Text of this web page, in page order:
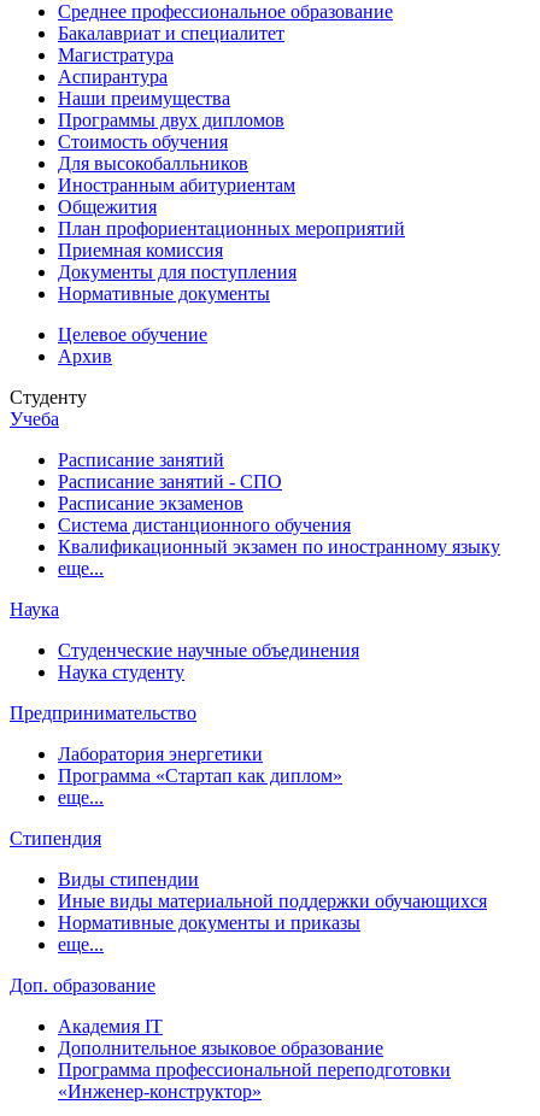
Cреднее профессиональное образование
Бакалавриат и специалитет
Магистратура
Аспирантура
Наши преимущества
Программы двух дипломов
Стоимость обучения
Для высокобалльников
Иностранным абитуриентам
Общежития
План профориентационных мероприятий
Приемная комиссия
Документы для поступления
Нормативные документы
Целевое обучение
Архив
Студенту
Учеба
Расписание занятий
Расписание занятий - СПО
Расписание экзаменов
Система дистанционного обучения
Квалификационный экзамен по иностранному языку
еще...
Наука
Студенческие научные объединения
Наука студенту
Предпринимательство
Лаборатория энергетики
Программа «Стартап как диплом»
еще...
Стипендия
Виды стипендии
Иные виды материальной поддержки обучающихся
Нормативные документы и приказы
еще...
Доп. образование
Академия IT
Дополнительное языковое образование
Программа профессиональной переподготовки
«Инженер-конструктор»